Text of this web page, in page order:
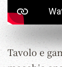
Tavolo e